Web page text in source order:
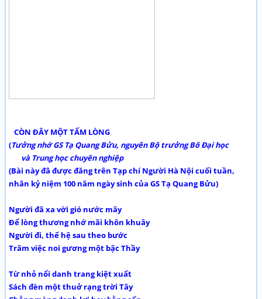
CÒN ĐÂY MỘT TẤM LÒNG
(Tưởng nhớ GS Tạ Quang Bửu, nguyên Bộ trưởng Bô Đại học
và Trung học chuyên nghiệp
(Bài này đã được đăng trên Tạp chí Người Hà Nội cuối tuần,
nhân kỷ niệm 100 năm ngày sinh của GS Tạ Quang Bửu)
Người đã xa vời gió nước mây
Để lòng thương nhớ mãi khôn khuây
Người đi, thế hệ sau theo bước
Trăm việc noi gương một bậc Thầy
Từ nhỏ nổi danh trang kiệt xuất
Sách đèn một thuở rạng trời Tây